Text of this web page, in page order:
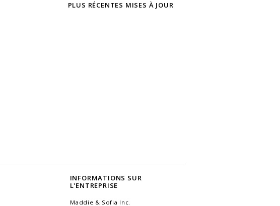
PLUS RÉCENTES MISES À JOUR
INFORMATIONS SUR
L'ENTREPRISE
Maddie & Sofia Inc.